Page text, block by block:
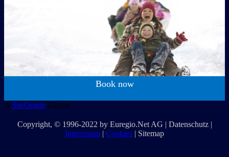
Book now
A SiteOrigin Theme
Copyright, © 1996-2022 by Euregio.Net AG | Datenschutz|
Impressum | Cookies | Sitemap